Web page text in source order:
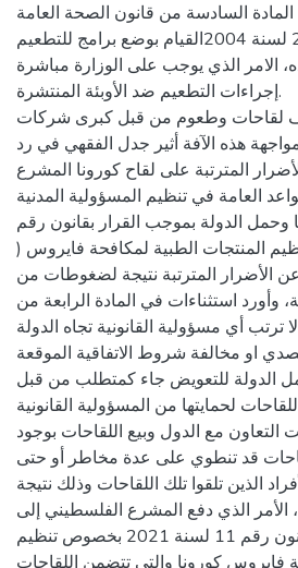
السادسة من قانون الصحة العامة
الفلسطيني رقم 20 لسنة 2004القيام بوضع برامج للتطعيم
الامر الذي يوجب على الوزارة مباشرة
إجراءات التطعيم ضد الأوبئة المنتشرة.
لقاحات وطعوم من قبل كبرى شركات
هذه الآفة أثير جدل الفقهي في رد
المترتبة على لقاح كورونا المشرع
العامة في تنظيم المسؤولية المدنية
الدولة بموجب القرار بقانون رقم
بشأن تنظيم المنتجات الطبية لمكافحة فايروس (
عن الأضرار المترتبة نتيجة لضغوطات من
وأورد استثناءات في المادة الرابعة من
ترتب أي مسؤولية القانونية تجاه الدولة
او مخالفة شروط الاتفاقية الموقعة
الدولة للتعويض جاء كمتطلب من قبل
لحمايتها من المسؤولية القانونية
التعاون مع الدول وبيع اللقاحات بوجود
قد تنطوي على عدة مخاطر أو حتى
الذين تلقوا تلك اللقاحات وذلك نتيجة
الأمر الذي دفع المشرع الفلسطيني إلى
إصدار القرار بقانون رقم 11 لسنة 2021 بخصوص تنظيم
فايروس كورونا والتي تتضمن اللقاحات